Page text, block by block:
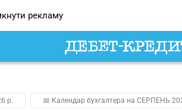
рекламу
р. 📅 Календар бухгалтера на СЕРПЕНЬ